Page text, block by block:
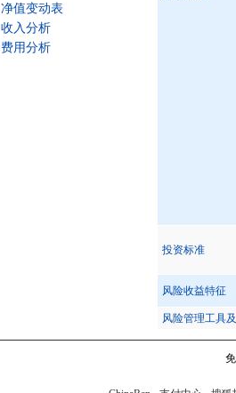
净值变动表
收入分析
费用分析
投资标准
风险收益特征
风险管理工具